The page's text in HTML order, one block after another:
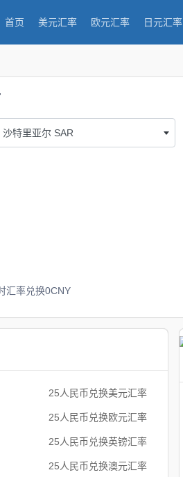
首页 美元汇率 欧元汇率 日元汇率
沙特里亚尔 SAR
汇率兑换0CNY
25人民币兑换美元汇率
25人民币兑换欧元汇率
25人民币兑换英镑汇率
25人民币兑换澳元汇率